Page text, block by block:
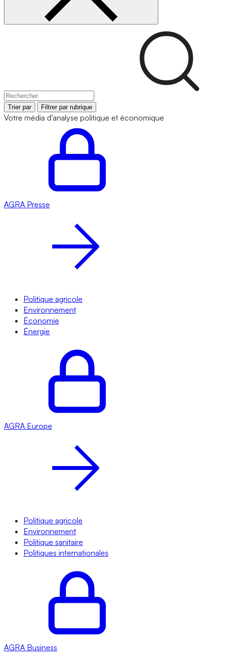
Trier par Filtrer par rubrique
Votre média d'analyse politique et économique
AGRA Presse
Politique agricole
Environnement
Économie
Énergie
AGRA Europe
Politique agricole
Environnement
Politique sanitaire
Politiques internationales
AGRA Business